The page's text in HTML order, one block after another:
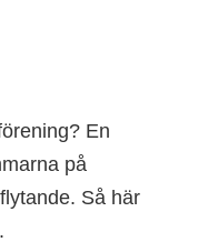
En
på
Så här